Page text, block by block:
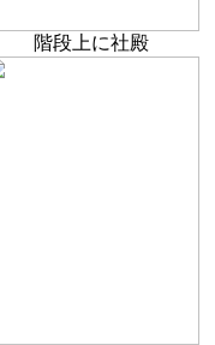
階段上に社殿